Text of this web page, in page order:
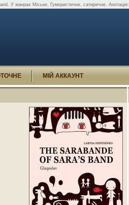
У жанрах Міське, Гумористичне, сатиричне. Анотація:
МІЙ АККАУНТ